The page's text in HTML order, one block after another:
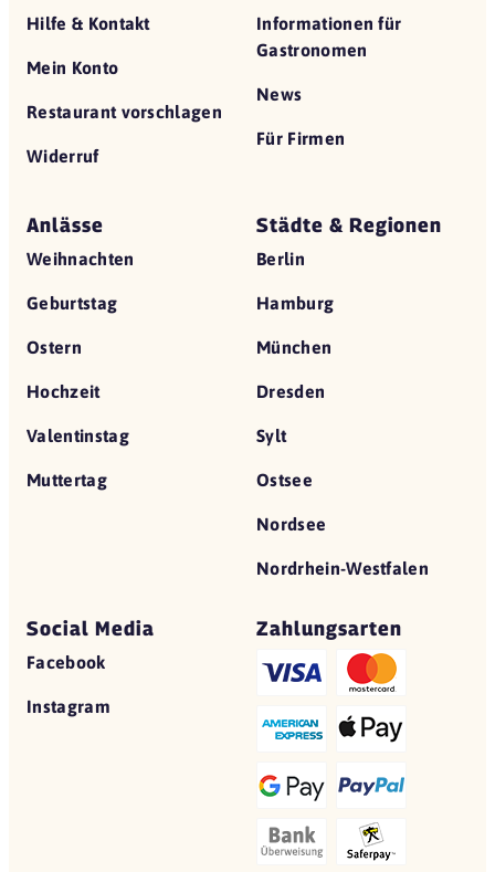
Hilfe & Kontakt
Mein Konto
Restaurant vorschlagen
Widerruf
Informationen für
Gastronomen
News
Für Firmen
Anlässe
Weihnachten
Geburtstag
Ostern
Hochzeit
Valentinstag
Muttertag
Städte & Regionen
Berlin
Hamburg
München
Dresden
Sylt
Ostsee
Nordsee
Nordrhein-Westfalen
Social Media
Facebook
Instagram
Zahlungsarten